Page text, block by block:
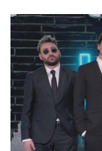
di settore - su
Anche se l'Italia
contesto globale
lontano.